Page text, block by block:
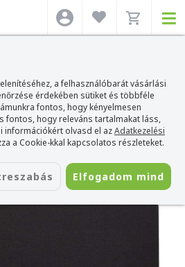
a felhasználóbarát vásárlási
érdekében sütiket és többféle
fontos, hogy kényelmesen
fontos, hogy releváns tartalmakat láss,
információkért olvasd el azAdatkezelési
a Cookie-kkal kapcsolatos részleteket.
Elfogadom mind
Egérpadok > Corsair Egérpadok>CORSAIR
- 320mm x 270mm